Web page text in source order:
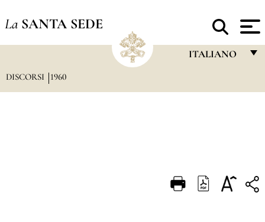
La SANTA SEDE
ITALIANO
DEUTSCH
DISCORSI 1960